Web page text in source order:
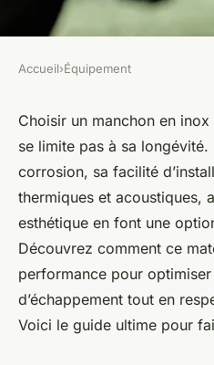
ÉQUIPEMENT
Top 5 raisons
manchon en
l'échappement
Mya•14 juillet 2025• 6 min de
Accueil›Équipement
Choisir un manchon en inox
se limite pas à sa longévité.
corrosion, sa facilité
thermiques et acoustiques,
esthétique en font une
Découvrez comment ce
performance pour
d’échappement tout en
Voici le guide ultime pour